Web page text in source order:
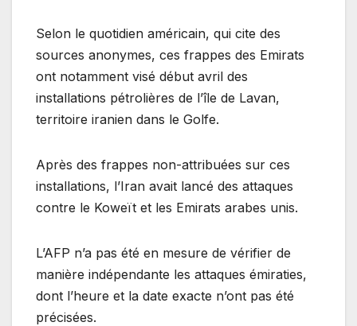
Selon le quotidien américain, qui cite des
sources anonymes, ces frappes des Emirats
ont notamment visé début avril des
installations pétrolières de l’île de Lavan,
territoire iranien dans le Golfe.
Après des frappes non-attribuées sur ces
installations, l’Iran avait lancé des attaques
contre le Koweït et les Emirats arabes unis.
L’AFP n’a pas été en mesure de vérifier de
manière indépendante les attaques émiraties,
dont l’heure et la date exacte n’ont pas été
précisées.